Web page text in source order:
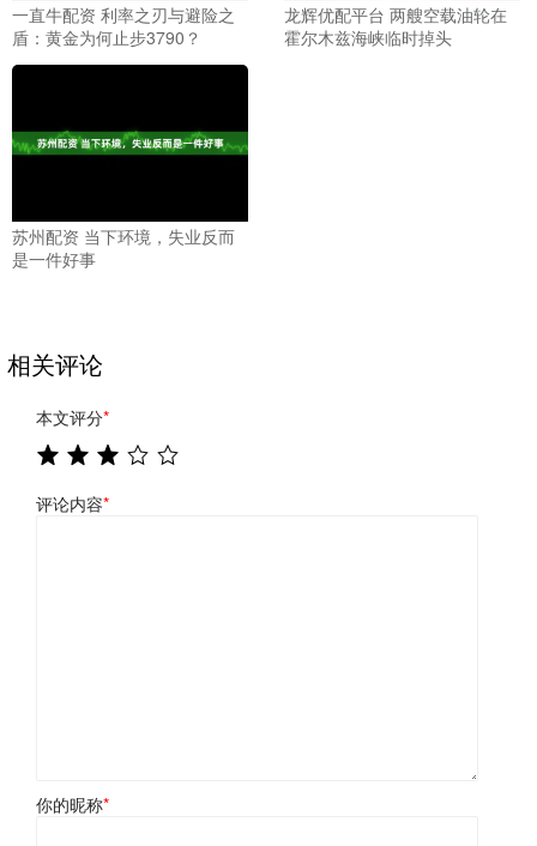
一直牛配资 利率之刃与避险之
盾：黄金为何止步3790？
龙辉优配平台 两艘空载油轮在
霍尔木兹海峡临时掉头
苏州配资 当下环境，失业反而
是一件好事
相关评论
本文评分*
评论内容*
你的昵称*